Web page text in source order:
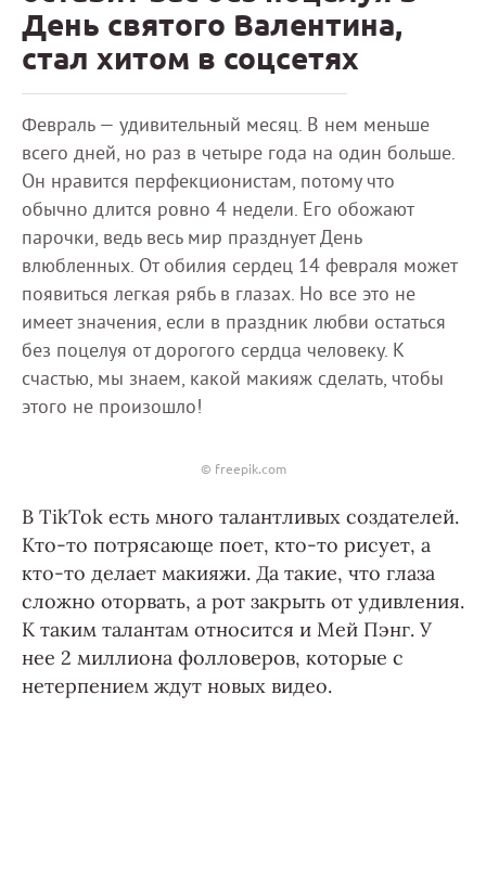
День святого Валентина,
стал хитом в соцсетях
Февраль — удивительный месяц. В нем меньше
всего дней, но раз в четыре года на один больше.
Он нравится перфекционистам, потому что
обычно длится ровно 4 недели. Его обожают
парочки, ведь весь мир празднует День
влюбленных. От обилия сердец 14 февраля может
появиться легкая рябь в глазах. Но все это не
имеет значения, если в праздник любви остаться
без поцелуя от дорогого сердца человеку. К
счастью, мы знаем, какой макияж сделать, чтобы
этого не произошло!
© freepik.com
В TikTok есть много талантливых создателей.
Кто-то потрясающе поет, кто-то рисует, а
кто-то делает макияжи. Да такие, что глаза
сложно оторвать, а рот закрыть от удивления.
К таким талантам относится и Мей Пэнг. У
нее 2 миллиона фолловеров, которые с
нетерпением ждут новых видео.